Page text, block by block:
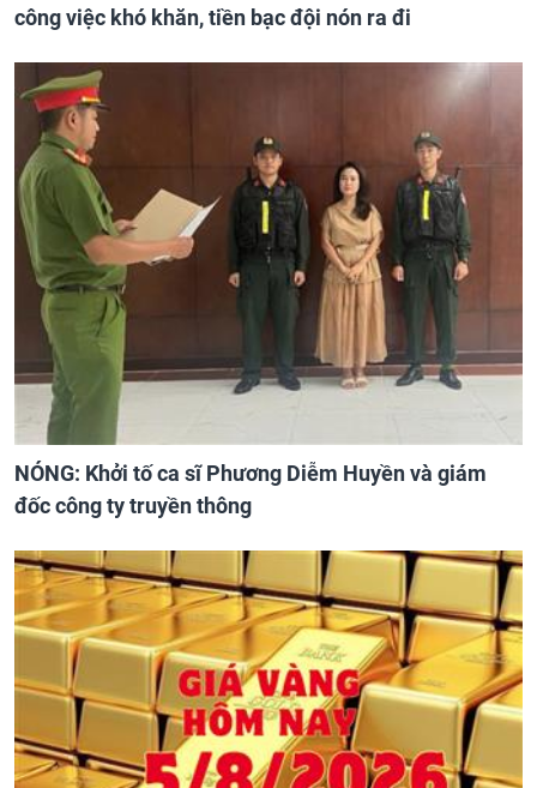
công việc khó khăn, tiền bạc đội nón ra đi
NÓNG: Khởi tố ca sĩ Phương Diễm Huyền và giám
đốc công ty truyền thông